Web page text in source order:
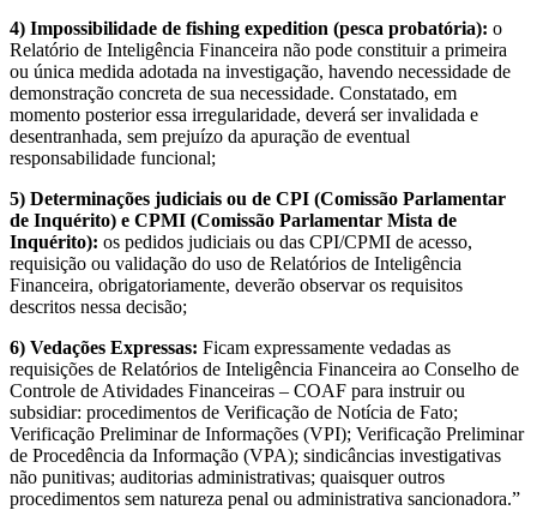
4) Impossibilidade de fishing expedition (pesca probatória): o
Relatório de Inteligência Financeira não pode constituir a primeira
ou única medida adotada na investigação, havendo necessidade de
demonstração concreta de sua necessidade. Constatado, em
momento posterior essa irregularidade, deverá ser invalidada e
desentranhada, sem prejuízo da apuração de eventual
responsabilidade funcional;
5) Determinações judiciais ou de CPI (Comissão Parlamentar
de Inquérito) e CPMI (Comissão Parlamentar Mista de
Inquérito): os pedidos judiciais ou das CPI/CPMI de acesso,
requisição ou validação do uso de Relatórios de Inteligência
Financeira, obrigatoriamente, deverão observar os requisitos
descritos nessa decisão;
6) Vedações Expressas: Ficam expressamente vedadas as
requisições de Relatórios de Inteligência Financeira ao Conselho de
Controle de Atividades Financeiras – COAF para instruir ou
subsidiar: procedimentos de Verificação de Notícia de Fato;
Verificação Preliminar de Informações (VPI); Verificação Preliminar
de Procedência da Informação (VPA); sindicâncias investigativas
não punitivas; auditorias administrativas; quaisquer outros
procedimentos sem natureza penal ou administrativa sancionadora.”